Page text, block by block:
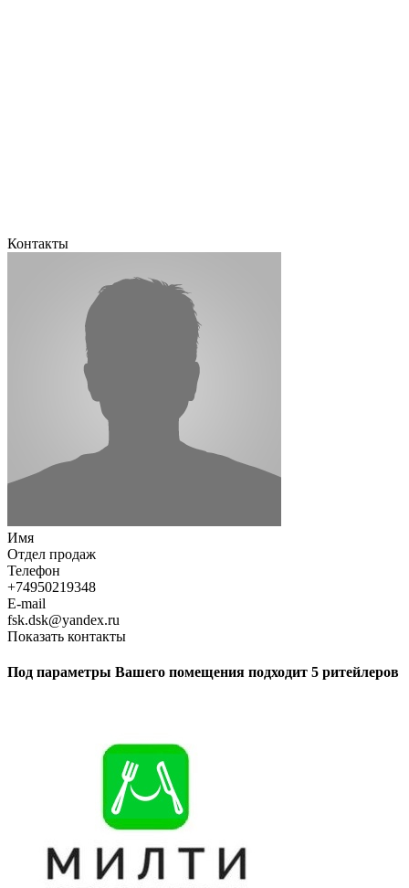
Контакты
Имя
Отдел продаж
Телефон
+74950219348
E-mail
fsk.dsk@yandex.ru
Показать контакты
Под параметры Вашего помещения подходит 5 ритейлеров